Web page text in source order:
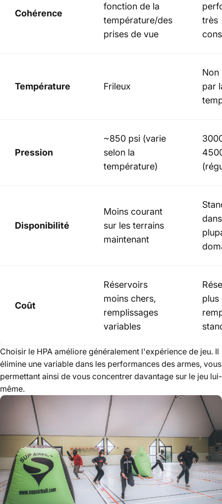
Cohérence
fonction de la
température/des
prises de vue
très
Température Frileux
Non
par
Pression
~850 psi (varie
selon la
température)
Disponibilité
Moins courant
sur les terrains
maintenant
Coût
Réservoirs
moins chers,
remplissages
variables
plus
Choisir le HPA améliore généralement l'expérience de jeu. Il
élimine une variable dans les performances des armes, vous
permettant ainsi de vous concentrer davantage sur le jeu lui-
même.